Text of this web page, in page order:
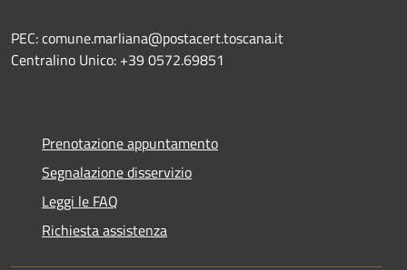
PEC: comune.marliana@postacert.toscana.it
Centralino Unico: +39 0572.69851
Prenotazione appuntamento
Segnalazione disservizio
Leggi le FAQ
Richiesta assistenza